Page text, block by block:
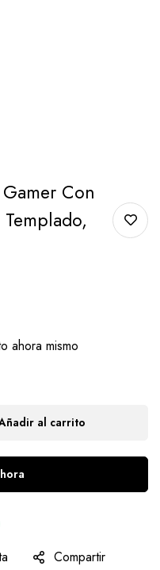
Con
ahora mismo
al carrito
Compartir